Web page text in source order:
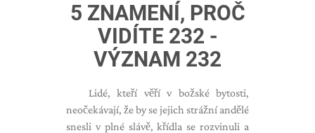
5 ZNAMENÍ, PROČ
VIDÍTE 232 -
VÝZNAM 232
Lidé, kteří věří v božské bytosti,
neočekávají, že by se jejich strážní andělé
snesli v plné slávě, křídla se rozvinuli a